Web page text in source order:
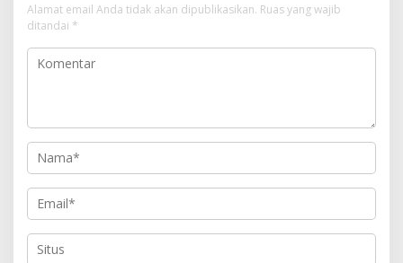
Alamat email Anda tidak akan dipublikasikan. Ruas yang wajib
ditandai *